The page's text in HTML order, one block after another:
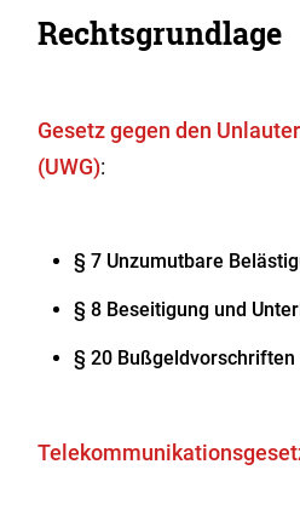
Rechtsgrundlage
Gesetz gegen den
(UWG):
§ 7 Unzumutbare
§ 8 Beseitigung und
§ 20 Bußgeldvorschriften